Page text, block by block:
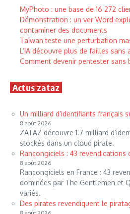
MyPhoto : une base de 16 272
Démonstration : un ver Word
contaminer des documents
Taïwan teste une perturbation
L’IA découvre plus de failles
Comment devenir pentester sans
Actus zataz
Un milliard d’identifiants français
8 août 2026
ZATAZ découvre 1.7 milliard
stockés dans un cloud pirate.
Rançongiciels : 43 revendications
8 août 2026
Rançongiciels en France : 43
dominées par The Gentlemen et
variés.
Des pirates revendiquent le